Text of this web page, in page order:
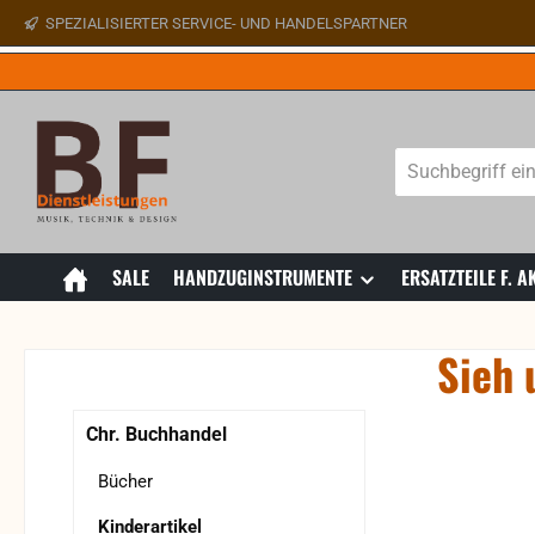
Hauptinhalt springen
Zur Suche springen
Zur Hauptnavigation springen
SPEZIALISIERTER SERVICE- UND HANDELSPARTNER
SALE HANDZUGINSTRUMENTE ERSATZTEILE F.
Chr. Buchhandel
Bücher
Kinderartikel
Sieh